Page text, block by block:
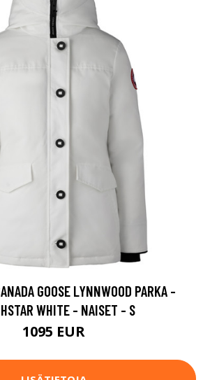
GOOSE LYNNWOOD PARKA -
WHITE - NAISET - S
1095 EUR